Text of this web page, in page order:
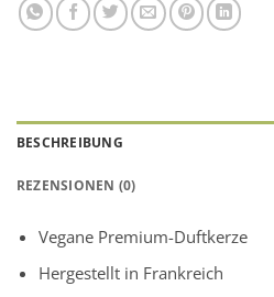
BESCHREIBUNG
REZENSIONEN (0)
Vegane Premium-Duftkerze
Hergestellt in Frankreich